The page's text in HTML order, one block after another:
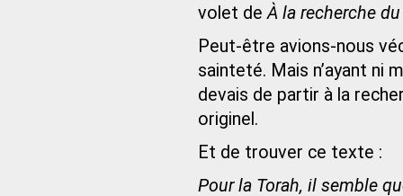
volet deÀ la recherche
Peut-être avions-nous
sainteté. Mais n’ayant ni
devais de partir à la
originel.
Et de trouver ce texte :
Pour la Torah, il semble